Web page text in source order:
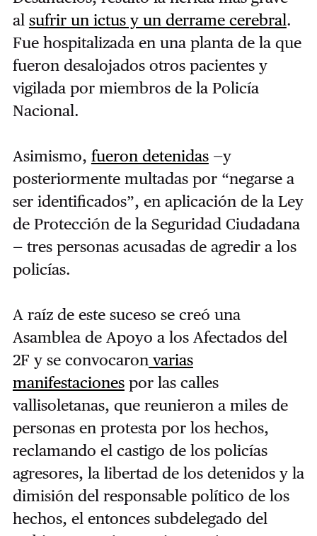
al sufrir un ictus y un derrame cerebral.
Fue hospitalizada en una planta de la que
fueron desalojados otros pacientes y
vigilada por miembros de la Policía
Nacional.
Asimismo, fueron detenidas—y
posteriormente multadas por “negarse a
ser identificados”, en aplicación de la Ley
de Protección de la Seguridad Ciudadana
— tres personas acusadas de agredir a los
policías.
A raíz de este suceso se creó una
Asamblea de Apoyo a los Afectados del
2F y se convocaron varias
manifestacionespor las calles
vallisoletanas, que reunieron a miles de
personas en protesta por los hechos,
reclamando el castigo de los policías
agresores, la libertad de los detenidos y la
dimisión del responsable político de los
hechos, el entonces subdelegado del